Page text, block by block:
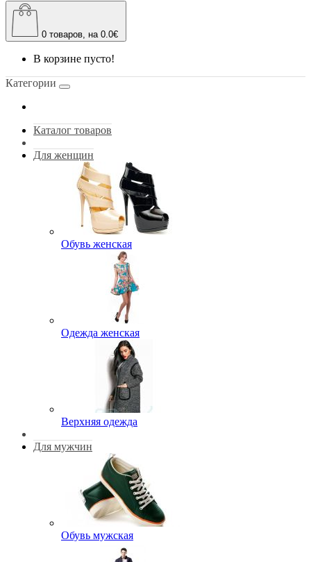
0 товаров, на 0.0€
В корзине пусто!
Категории
Каталог товаров
Для женщин
Обувь женская
Одежда женская
Верхняя одежда
Для мужчин
Обувь мужская